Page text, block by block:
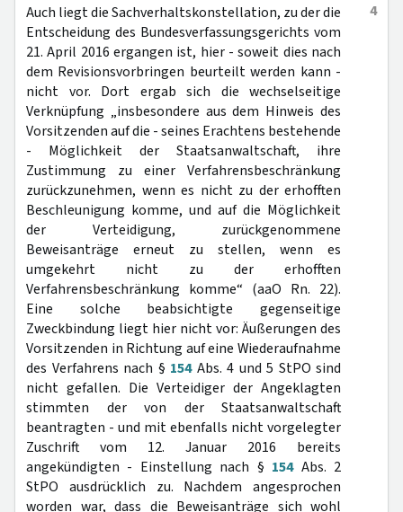
4
Auch liegt die Sachverhaltskonstellation, zu der die
Entscheidung des Bundesverfassungsgerichts vom
21. April 2016 ergangen ist, hier - soweit dies nach
dem Revisionsvorbringen beurteilt werden kann -
nicht vor. Dort ergab sich die wechselseitige
Verknüpfung „insbesondere aus dem Hinweis des
Vorsitzenden auf die - seines Erachtens bestehende
- Möglichkeit der Staatsanwaltschaft, ihre
Zustimmung zu einer Verfahrensbeschränkung
zurückzunehmen, wenn es nicht zu der erhofften
Beschleunigung komme, und auf die Möglichkeit
der Verteidigung, zurückgenommene
Beweisanträge erneut zu stellen, wenn es
umgekehrt nicht zu der erhofften
Verfahrensbeschränkung komme“ (aaO Rn. 22).
Eine solche beabsichtigte gegenseitige
Zweckbindung liegt hier nicht vor: Äußerungen des
Vorsitzenden in Richtung auf eine Wiederaufnahme
des Verfahrens nach § 154Abs. 4 und 5 StPO sind
nicht gefallen. Die Verteidiger der Angeklagten
stimmten der von der Staatsanwaltschaft
beantragten - und mit ebenfalls nicht vorgelegter
Zuschrift vom 12. Januar 2016 bereits
angekündigten - Einstellung nach § 154Abs. 2
StPO ausdrücklich zu. Nachdem angesprochen
worden war, dass die Beweisanträge sich wohl